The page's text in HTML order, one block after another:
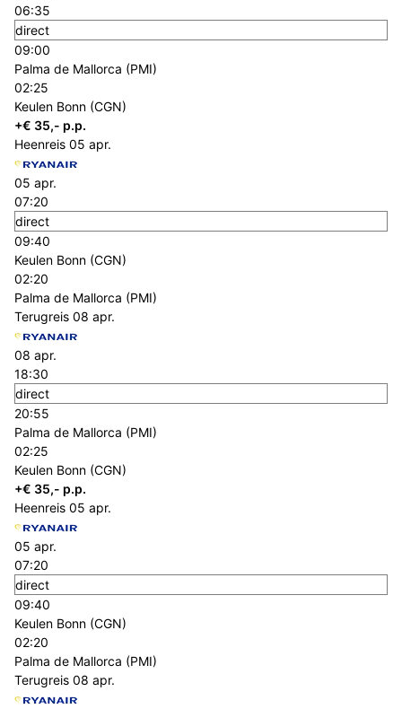
06:35
direct
09:00
Palma de Mallorca (PMI)
02:25
Keulen Bonn (CGN)
+€ 35,- p.p.
Heenreis 05 apr.
05 apr.
07:20
direct
09:40
Keulen Bonn (CGN)
02:20
Palma de Mallorca (PMI)
Terugreis 08 apr.
08 apr.
18:30
direct
20:55
Palma de Mallorca (PMI)
02:25
Keulen Bonn (CGN)
+€ 35,- p.p.
Heenreis 05 apr.
05 apr.
07:20
direct
09:40
Keulen Bonn (CGN)
02:20
Palma de Mallorca (PMI)
Terugreis 08 apr.